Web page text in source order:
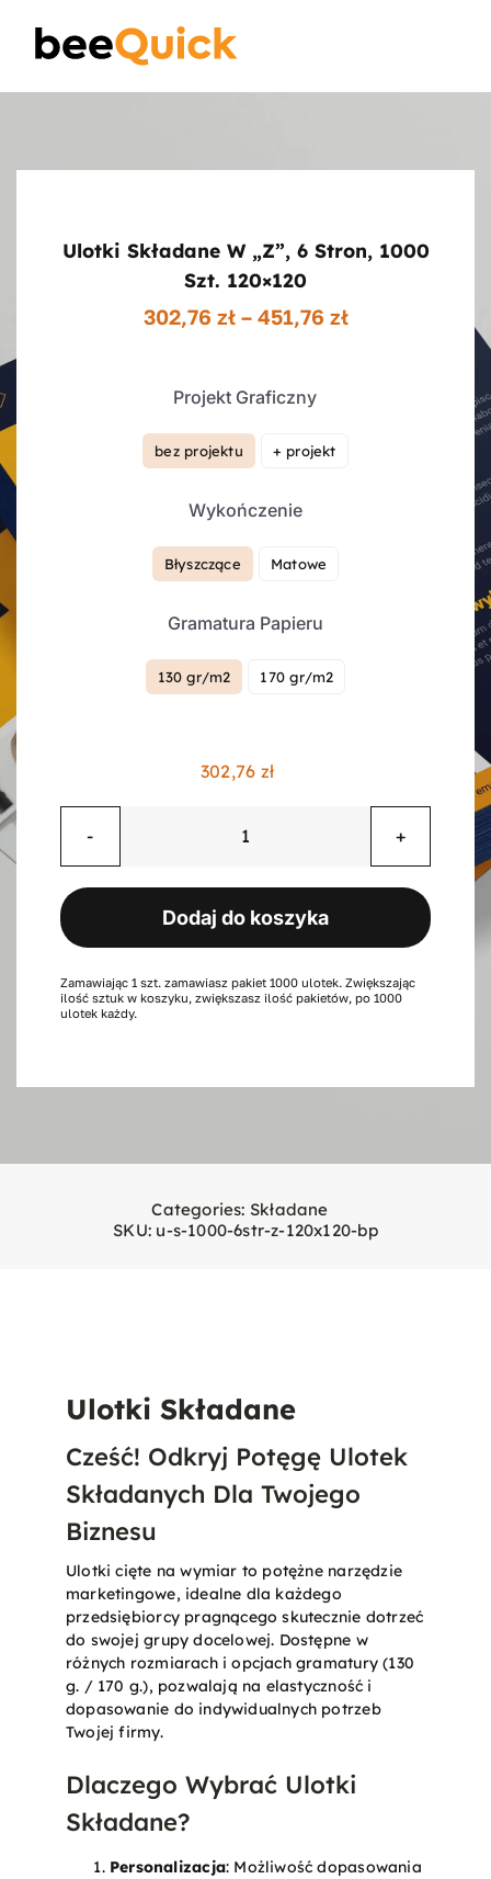
content
Banery Reklamowe
Plakaty
Kontakt
Koszyk
Konto
Ulotki Składane W „z”, 6 Stron, 1000
Szt. 120×120
302,76 zł – 451,76 złZakres
Projekt Graficzny
bez projektu + projekt
Wykończenie
Błyszczące Matowe
Gramatura Papieru
130 gr/m2 170 gr/m2
302,76 zł
ilość
w
"z",
6
stron,
120x120
Dodaj do koszyka
Zamawiając 1 szt. zamawiasz pakiet 1000 ulotek. Zwiększając
ilość sztuk w koszyku, zwiększasz ilość pakietów, po 1000
ulotek każdy.
Categories: Składane
SKU: u-s-1000-6str-z-120x120-bp
Ulotki Składane
Cześć! Odkryj Potęgę Ulotek
Składanych Dla Twojego
Biznesu
Ulotki cięte na wymiar to potężne narzędzie
marketingowe, idealne dla każdego
przedsiębiorcy pragnącego skutecznie dotrzeć
do swojej grupy docelowej. Dostępne w
różnych rozmiarach i opcjach gramatury (130
g. / 170 g.), pozwalają na elastyczność i
dopasowanie do indywidualnych potrzeb
Twojej firmy.
Dlaczego Wybrać Ulotki
Składane?
Personalizacja: Możliwość dopasowania